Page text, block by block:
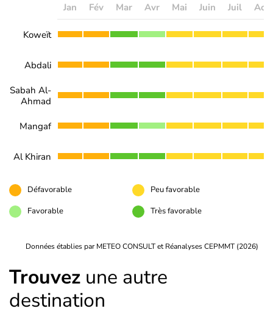
Jan Fév Mar Avr Mai Juin Juil
Koweït
Abdali
Sabah Al-
Ahmad
Mangaf
Al Khiran
Défavorable
Peu favorable
Favorable
Très favorable
Données établies par METEO CONSULT et Réanalyses CEPMMT (2026)
Trouvez une autre
destination